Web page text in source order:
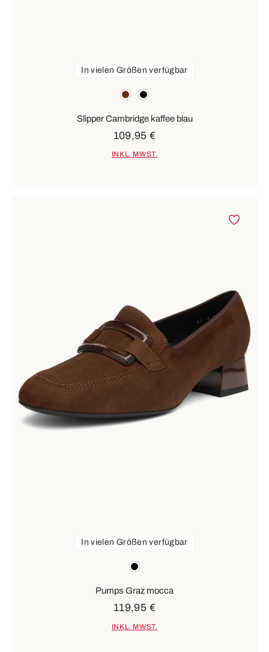
braunschwarz
In vielen Größen verfügbar
Slipper Cambridge kaffee blau
109,95 €
INKL. MWST.
schwarz
In vielen Größen verfügbar
Pumps Graz mocca
119,95 €
INKL. MWST.